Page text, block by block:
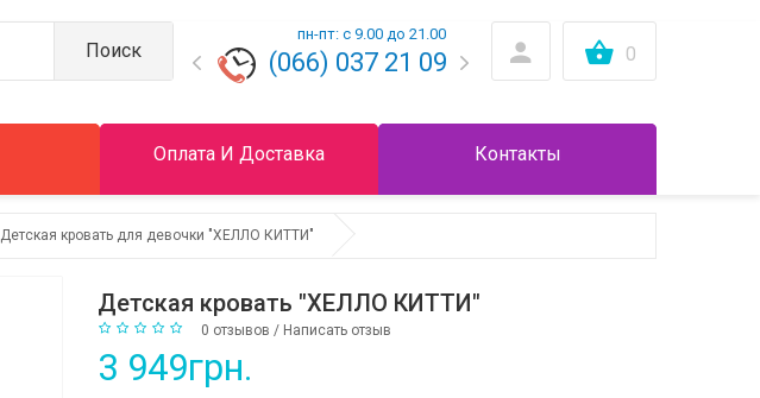
0
Поиск
пн-пт: с 9.00 до 21.00
(066) 037 21 09
Оплата И Доставка Контакты
Детская кровать для девочки "ХЕЛЛО КИТТИ"
Детская кровать "ХЕЛЛО КИТТИ"
0 отзывов / Написать отзыв
3 949грн.